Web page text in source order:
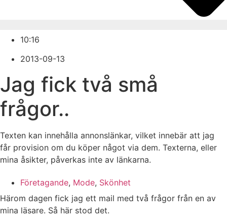
10:16
2013-09-13
Jag fick två små
frågor..
Texten kan innehålla annonslänkar, vilket innebär att jag
får provision om du köper något via dem. Texterna, eller
mina åsikter, påverkas inte av länkarna.
Företagande, Mode, Skönhet
Härom dagen fick jag ett mail med två frågor från en av
mina läsare. Så här stod det.